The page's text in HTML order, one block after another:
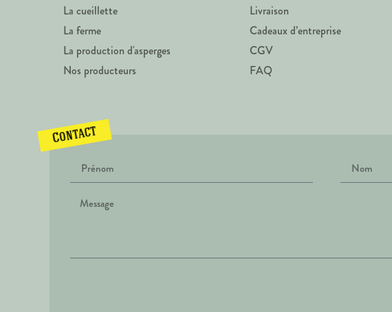
La cueillette
La ferme
La production d'asperges
Nos producteurs
Livraison
Cadeaux d’entreprise
CGV
FAQ
Contact